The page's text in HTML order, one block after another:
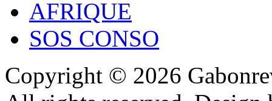
AFRIQUE
SOS CONSO
Copyright © 2026